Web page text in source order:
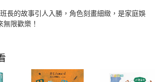
長的故事引人入勝，角色刻畫細緻，是家庭娛
限歡樂！